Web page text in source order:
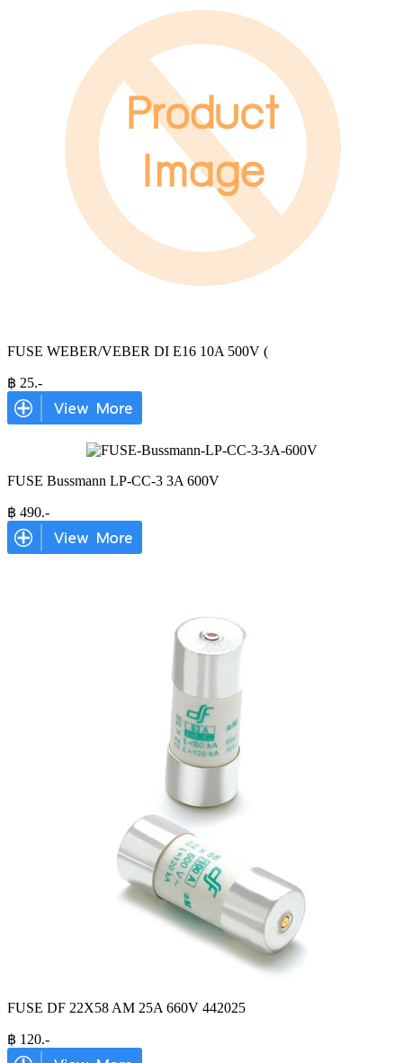
FUSE WEBER/VEBER DI E16 10A 500V (
฿ 25.-
FUSE Bussmann LP-CC-3 3A 600V
฿ 490.-
FUSE DF 22X58 AM 25A 660V 442025
฿ 120.-